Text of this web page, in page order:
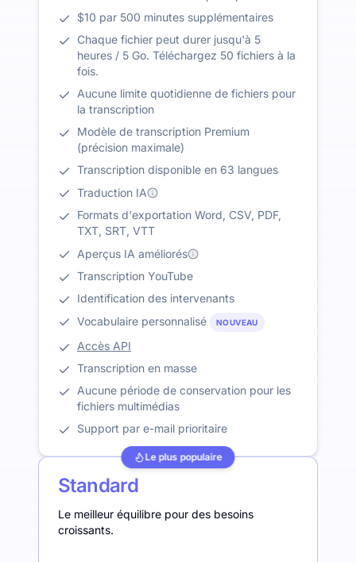
$10 par 500 minutes supplémentaires
Chaque fichier peut durer jusqu'à 5
heures / 5 Go. Téléchargez 50 fichiers à la
fois.
Aucune limite quotidienne de fichiers pour
la transcription
Modèle de transcription Premium
(précision maximale)
Transcription disponible en 63 langues
Traduction IA
Formats d'exportation Word, CSV, PDF,
TXT, SRT, VTT
Aperçus IA améliorés
Transcription YouTube
Identification des intervenants
Vocabulaire personnalisé
NOUVEAU
Accès API
Transcription en masse
Aucune période de conservation pour les
fichiers multimédias
Support par e-mail prioritaire
Le plus populaire
Standard
Le meilleur équilibre pour des besoins
croissants.